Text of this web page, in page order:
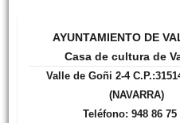
AYUNTAMIENTO DE
Casa de cultura de
Valle de Goñi 2-4
(NAVARRA)
Teléfono: 948 86 75